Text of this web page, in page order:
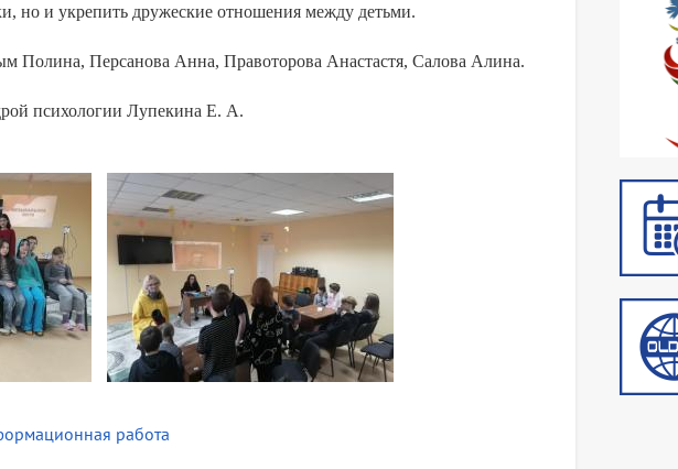
но и укрепить дружеские отношения между детьми.
Полина, Персанова Анна, Правоторова Анастастя, Салова Алина.
психологии Лупекина Е. А.
работа